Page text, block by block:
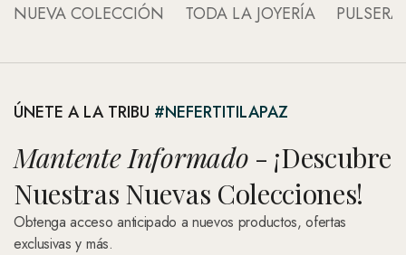
NUEVA COLECCIÓN TODA LA JOYERÍA
ÚNETE A LA TRIBU #NEFERTITILAPAZ
Mantente Informado - ¡Descubre
Nuestras Nuevas Colecciones!
Obtenga acceso anticipado a nuevos productos, ofertas
exclusivas y más.